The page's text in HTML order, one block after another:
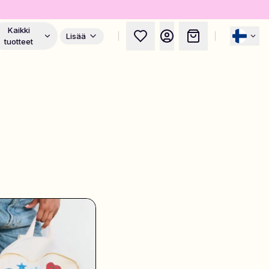
Kaikki
tuotteet
Lisää